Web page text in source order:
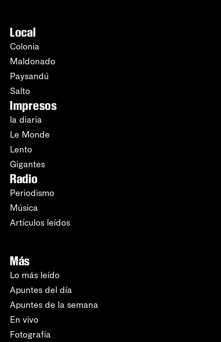
Local
Colonia
Maldonado
Paysandú
Salto
Impresos
la diaria
Le Monde
Lento
Gigantes
Radio
Periodismo
Música
Artículos leídos
Más
Lo más leído
Apuntes del día
Apuntes de la semana
En vivo
Fotografía